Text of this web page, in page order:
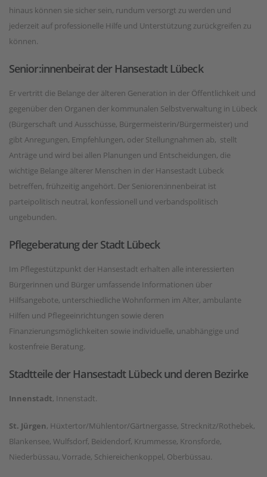
hinaus können sie sicher sein, rundum versorgt zu werden und
jederzeit auf professionelle Hilfe und Unterstützung zurückgreifen zu
können.
Senior:innenbeirat der Hansestadt Lübeck
Er vertritt die Belange der älteren Generation in der Öffentlichkeit und
gegenüber den Organen der kommunalen Selbstverwaltung in Lübeck
(Bürgerschaft und Ausschüsse, Bürgermeisterin/Bürgermeister) und
gibt Anregungen, Empfehlungen, oder Stellungnahmen ab, stellt
Anträge und wird bei allen Planungen und Entscheidungen, die
wichtige Belange älterer Menschen in der Hansestadt Lübeck
betreffen, frühzeitig angehört. Der Senioren:innenbeirat ist
parteipolitisch neutral, konfessionell und verbandspolitisch
ungebunden.
Pflegeberatung der Stadt Lübeck
Im Pflegestützpunkt der Hansestadt erhalten alle interessierten
Bürgerinnen und Bürger umfassende Informationen über
Hilfsangebote, unterschiedliche Wohnformen im Alter, ambulante
Hilfen und Pflegeeinrichtungen sowie deren
Finanzierungsmöglichkeiten sowie individuelle, unabhängige und
kostenfreie Beratung.
Stadtteile der Hansestadt Lübeck und deren Bezirke
Innenstadt, Innenstadt.
St. Jürgen, Hüxtertor/Mühlentor/Gärtnergasse, Strecknitz/Rothebek,
Blankensee, Wulfsdorf, Beidendorf, Krummesse, Kronsforde,
Niederbüssau, Vorrade, Schiereichenkoppel, Oberbüssau.